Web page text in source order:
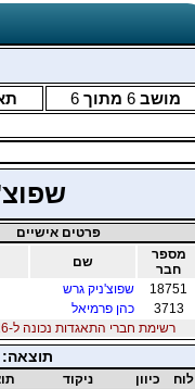
מושב6 מתוך6
פרטים אישיים
מספר
חבר
שם
18751
שפוצ'ניק גרש
3713
כהן פרמיאל
רשימת חברי התאגדות נכונה ל-06/08/2026
לוח כיוון ניקוד